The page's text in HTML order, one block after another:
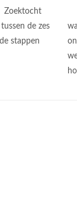
Zoektocht
de zes
stappen